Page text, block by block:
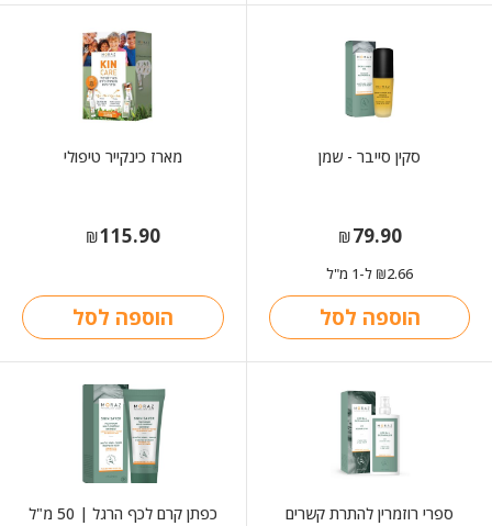
סקין סייבר - שמן
₪79.90
₪2.66 ל-1 מ"ל
הוספה לסל
מארז כינקייר טיפולי
₪115.90
הוספה לסל
ספרי רוזמרין להתרת קשרים כפתן קרם לכף הרגל | 50 מ"ל